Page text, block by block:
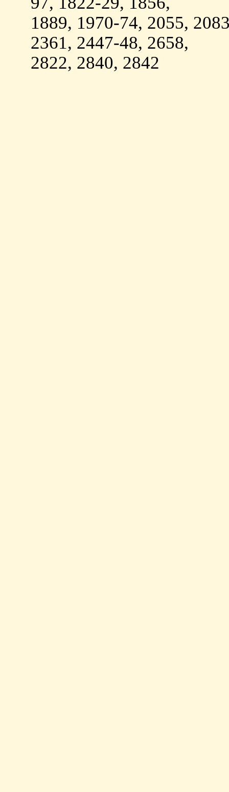
1889, 1970-74, 2055,
2361, 2447-48, 2658,
2822, 2840, 2842